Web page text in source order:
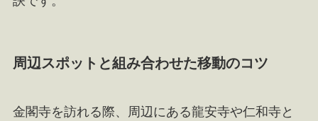
周辺スポットと組み合わせた移動のコツ
金閣寺を訪れる際、周辺にある龍安寺や仁和寺と